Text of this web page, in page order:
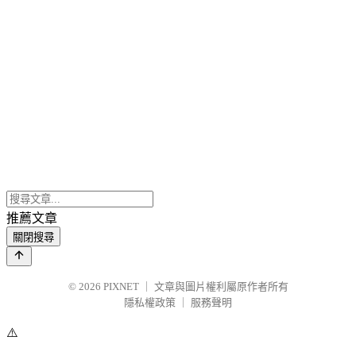
推薦文章
關閉搜尋
© 2026 PIXNET
文章與圖片權利屬原作者所有
隱私權政策
服務聲明
⚠️